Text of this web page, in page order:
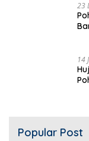
23
14
Popular Post